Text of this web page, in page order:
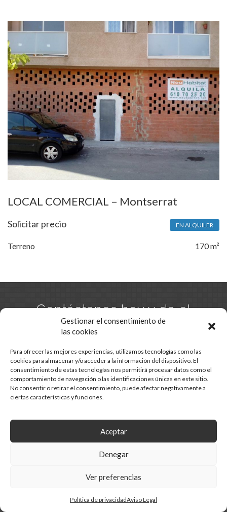
Gestionar el consentimiento de
las cookies
Para ofrecer las mejores experiencias, utilizamos tecnologías como las
cookies para almacenar y/o acceder a la información del dispositivo. El
consentimiento de estas tecnologías nos permitirá procesar datos como el
comportamiento de navegación o las identificaciones únicas en este sitio.
No consentir o retirar el consentimiento, puede afectar negativamente a
ciertas características y funciones.
Aceptar
Denegar
Ver preferencias
Política de privacidadAviso Legal
LOCAL COMERCIAL – Montserrat
Solicitar precio EN ALQUILER
Terreno 170 m²
Contáctanos hoy y da el
primer paso hacia tu
hogar.
CONTACTO